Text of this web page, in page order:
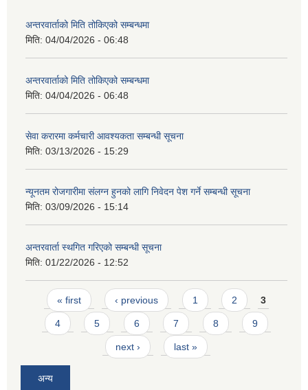
अन्तरवार्ताको मिति तोकिएको सम्बन्धमा
मिति: 04/04/2026 - 06:48
अन्तरवार्ताको मिति तोकिएको सम्बन्धमा
मिति: 04/04/2026 - 06:48
सेवा करारमा कर्मचारी आवश्यकता सम्बन्धी सूचना
मिति: 03/13/2026 - 15:29
न्यूनतम रोजगारीमा संलग्न हुनको लागि निवेदन पेश गर्ने सम्बन्धी सूचना
मिति: 03/09/2026 - 15:14
अन्तरवार्ता स्थगित गरिएको सम्बन्धी सूचना
मिति: 01/22/2026 - 12:52
Pages
« first ‹ previous 1 2 3
4 5 6 7 8 9
next › last »
अन्य